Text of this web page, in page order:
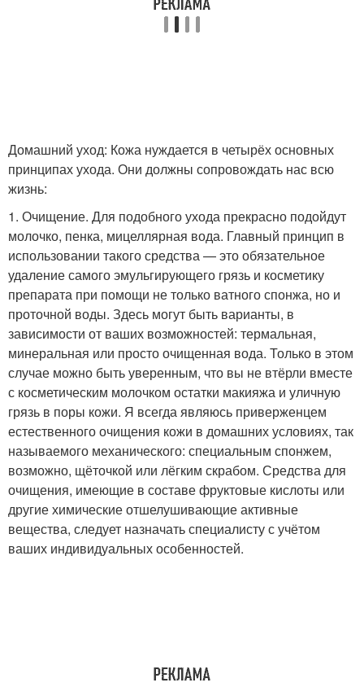
Домашний уход: Кожа нуждается в четырёх основных
принципах ухода. Они должны сопровождать нас всю
жизнь:
1. Очищение. Для подобного ухода прекрасно подойдут
молочко, пенка, мицеллярная вода. Главный принцип в
использовании такого средства — это обязательное
удаление самого эмульгирующего грязь и косметику
препарата при помощи не только ватного спонжа, но и
проточной воды. Здесь могут быть варианты, в
зависимости от ваших возможностей: термальная,
минеральная или просто очищенная вода. Только в этом
случае можно быть уверенным, что вы не втёрли вместе
с косметическим молочком остатки макияжа и уличную
грязь в поры кожи. Я всегда являюсь приверженцем
естественного очищения кожи в домашних условиях, так
называемого механического: специальным спонжем,
возможно, щёточкой или лёгким скрабом. Средства для
очищения, имеющие в составе фруктовые кислоты или
другие химические отшелушивающие активные
вещества, следует назначать специалисту с учётом
ваших индивидуальных особенностей.